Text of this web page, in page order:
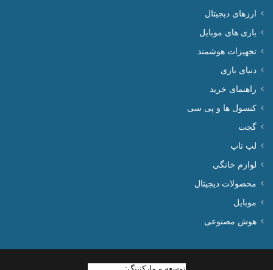
ارزهای دیجیتال
بازی های موبایل
تجهیزات هوشمند
دنیای بازی
راهنمای خرید
کنسول ها و پی سی
گجت
لپ تاپ
لوازم خانگی
محصولات دیجیتال
موبایل
هوش مصنوعی